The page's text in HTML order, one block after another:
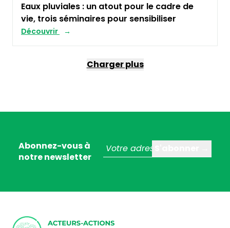
Eaux pluviales : un atout pour le cadre de
vie, trois séminaires pour sensibiliser
Découvrir
Charger plus
Abonnez-vous à
notre newsletter